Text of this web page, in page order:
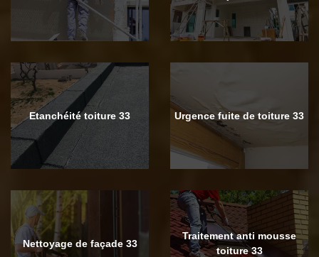
Etanchéité toiture 33 Urgence fuite de toiture 33
Nettoyage de façade 33
Traitement anti mousse
toiture 33